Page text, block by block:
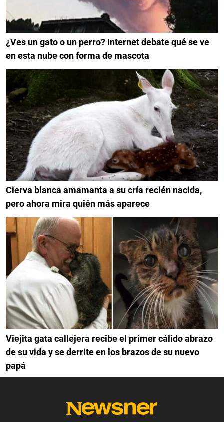
¿Ves un gato o un perro? Internet debate qué se ve
en esta nube con forma de mascota
Cierva blanca amamanta a su cría recién nacida,
pero ahora mira quién más aparece
Viejita gata callejera recibe el primer cálido abrazo
de su vida y se derrite en los brazos de su nuevo
papá